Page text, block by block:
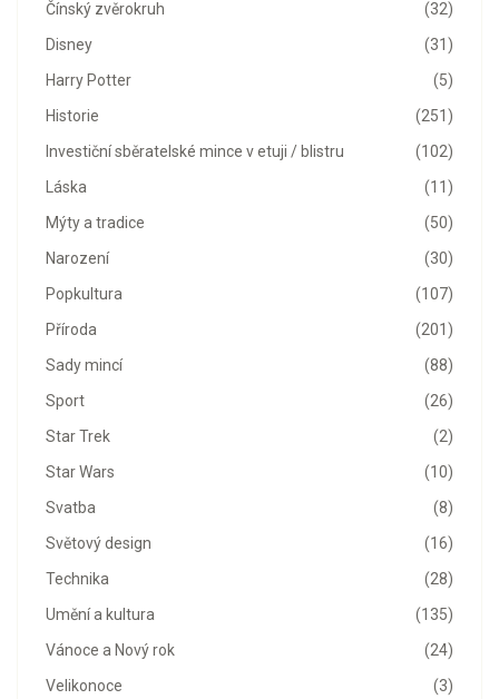
(32)
Čínský zvěrokruh
(31)
Disney
(5)
Harry Potter
(251)
Historie
(102)
Investiční sběratelské mince v etuji / blistru
(11)
Láska
(50)
Mýty a tradice
(30)
Narození
(107)
Popkultura
(201)
Příroda
(88)
Sady mincí
(26)
Sport
(2)
Star Trek
(10)
Star Wars
(8)
Svatba
(16)
Světový design
(28)
Technika
(135)
Umění a kultura
(24)
Vánoce a Nový rok
(3)
Velikonoce